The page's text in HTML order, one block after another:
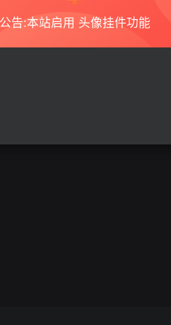
公告:本站启用 头像挂件功能